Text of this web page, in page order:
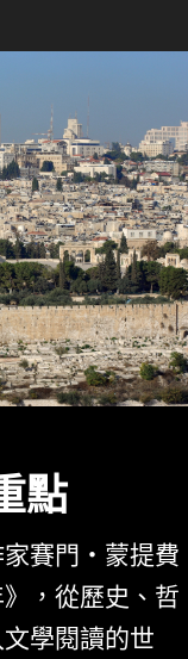
點
賽門・蒙提費
，從歷史、哲
學閱讀的世